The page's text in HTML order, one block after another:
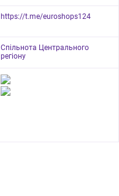
https://t.me/euroshops124
Спільнота Центрального
регіону